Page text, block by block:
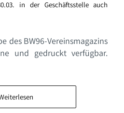
des BW96-Vereinsmagazins
und gedruckt verfügbar.